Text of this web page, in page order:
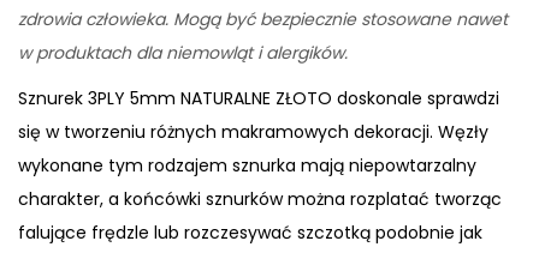
zdrowia człowieka. Mogą być bezpiecznie stosowane nawet
w produktach dla niemowląt i alergików.
Sznurek 3PLY 5mm NATURALNE ZŁOTO doskonale sprawdzi
się w tworzeniu różnych makramowych dekoracji. Węzły
wykonane tym rodzajem sznurka mają niepowtarzalny
charakter, a końcówki sznurków można rozplatać tworząc
falujące frędzle lub rozczesywać szczotką podobnie jak